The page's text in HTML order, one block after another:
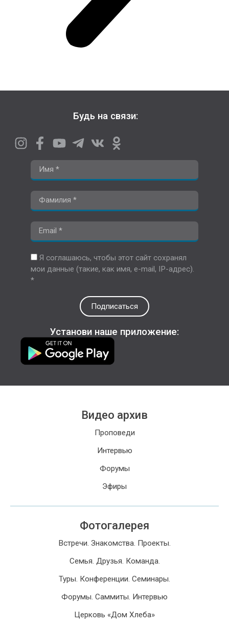
Будь на связи:
Я соглашаюсь, чтобы этот сайт сохранял
мои данные (такие, как имя, e-mail, IP-адрес).
*
Подписаться
Установи наше приложение:
Видео архив
Проповеди
Интервью
Форумы
Эфиры
Фотогалерея
Встречи. Знакомства. Проекты.
Семья. Друзья. Команда.
Туры. Конференции. Семинары.
Форумы. Саммиты. Интервью
Церковь «Дом Хлеба»